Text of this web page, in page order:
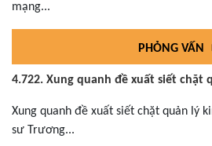
mạng...
PHỎNG VẤN
4.722. Xung quanh đề xuất siết chặt
Xung quanh đề xuất siết chặt quản lý
sư Trương...